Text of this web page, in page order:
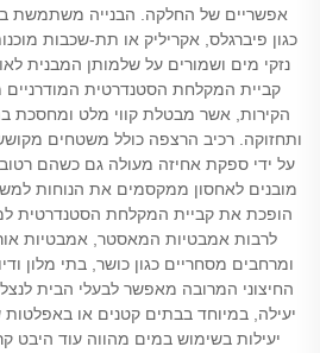
אפשריים של החלקה. הבנייה משתמשת
כגון פיברגלס, אקריליק או תת-שכבות
נזקי מים ושמורים על שלמותן המבנית
קביית המקלחת הסטנדרטית המודרניים
הקירות, אשר מבטלת קווי מלט ומחסכת
ותחזוקה. רכיב הרצפה כולל משטחים
על ידי ספקת אחיזה מעולה גם כשהם
מובנים לאחסון ממקסמים את הנוחות
הופכת את קביית המקלחת הסטנדרטית
לרבות אמבטיות המאסטר, אמבטיות
ומרחבים מסחריים כגון כושר, בתי מלון
החיצוני המרובה מאפשר לבעלי הבית
יעילה, במיוחד בבתים קטנים או
יעילות בשימוש במים מהווה עוד היבט